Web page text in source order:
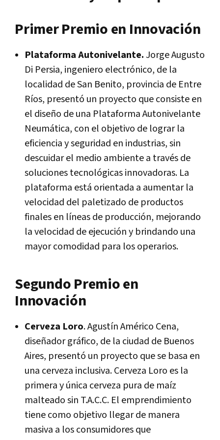
Primer Premio en Innovación
Plataforma Autonivelante.Jorge Augusto
Di Persia, ingeniero electrónico, de la
localidad de San Benito, provincia de Entre
Ríos, presentó un proyecto que consiste en
el diseño de una Plataforma Autonivelante
Neumática, con el objetivo de lograr la
eficiencia y seguridad en industrias, sin
descuidar el medio ambiente a través de
soluciones tecnológicas innovadoras. La
plataforma está orientada a aumentar la
velocidad del paletizado de productos
finales en líneas de producción, mejorando
la velocidad de ejecución y brindando una
mayor comodidad para los operarios.
Segundo Premio en
Innovación
Cerveza Loro. Agustín Américo Cena,
diseñador gráfico, de la ciudad de Buenos
Aires, presentó un proyecto que se basa en
una cerveza inclusiva. Cerveza Loro es la
primera y única cerveza pura de maíz
malteado sin T.A.C.C. El emprendimiento
tiene como objetivo llegar de manera
masiva a los consumidores que